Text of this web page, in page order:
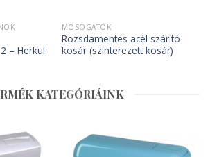
– Herkul
MOSOGATÓK
Rozsdamentes acél szárító
kosár (szinterezett kosár)
KATEGÓRIÁINK